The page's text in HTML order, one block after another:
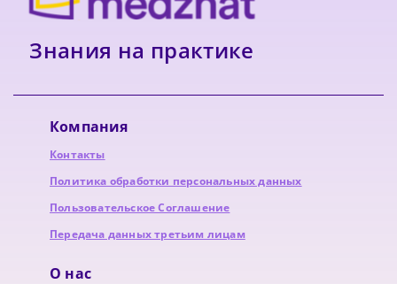
Знания на практике
Компания
Контакты
Политика обработки персональных данных
Пользовательское Соглашение
Передача данных третьим лицам
О нас